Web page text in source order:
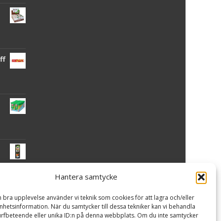
Hantera samtycke
bra upplevelse använder vi teknik som cookies för att lagra och/eller
När du samtycker till dessa tekniker kan vi behandla
eller unika ID:n på denna webbplats. Om du inte samtycker
-